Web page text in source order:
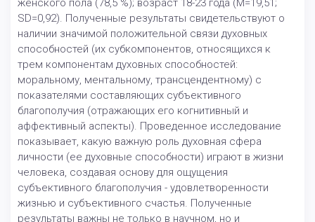
женского пола (78,5 %); возраст 18-23 года (М=19,51;
SD=0,92). Полученные результаты свидетельствуют о
наличии значимой положительной связи духовных
способностей (их субкомпонентов, относящихся к
трем компонентам духовных способностей:
моральному, ментальному, трансцендентному) с
показателями составляющих субъективного
благополучия (отражающих его когнитивный и
аффективный аспекты). Проведенное исследование
показывает, какую важную роль духовная сфера
личности (ее духовные способности) играют в жизни
человека, создавая основу для ощущения
субъективного благополучия - удовлетворенности
жизнью и субъективного счастья. Полученные
результаты важны не только в научном, но и